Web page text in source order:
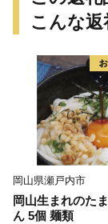
こんな
岡山県瀬戸内市
岡山生まれのた
ん 5個 麺類